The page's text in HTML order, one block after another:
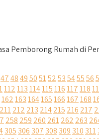
Pemborong Rumah di
47484950515253545556
112113114115116117118
162163164165166167168
211212 213 214215 216 217
258 259 260 261262 263
305 306 307 308 309 310 311